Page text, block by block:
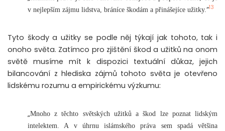
v nejlepším zájmu lidstva, bráníce škodám a přinášejíce užitky.“13
Tyto škody a užitky se podle něj týkají jak tohoto, tak i
onoho světa. Zatímco pro zjištění škod a užitků na onom
světě musíme mít k dispozici textuální důkaz, jejich
bilancování z hlediska zájmů tohoto světa je otevřeno
lidskému rozumu a empirickému výzkumu:
„Mnoho z těchto světských užitků a škod lze poznat lidským
intelektem. A v úhrnu islámského práva sem spadá většina